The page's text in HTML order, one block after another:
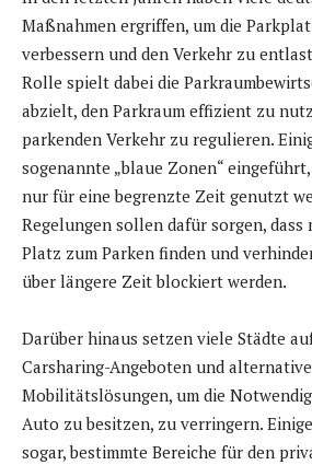
Maßnahmen ergriffen, um die
verbessern und den Verkehr zu
Rolle spielt dabei die
abzielt, den Parkraum effizient zu
parkenden Verkehr zu regulieren.
sogenannte „blaue Zonen“
nur für eine begrenzte Zeit genutzt
Regelungen sollen dafür sorgen, dass
Platz zum Parken finden und
über längere Zeit blockiert werden.
Darüber hinaus setzen viele Städte
Carsharing-Angeboten und
Mobilitätslösungen, um die
Auto zu besitzen, zu verringern.
sogar, bestimmte Bereiche für den